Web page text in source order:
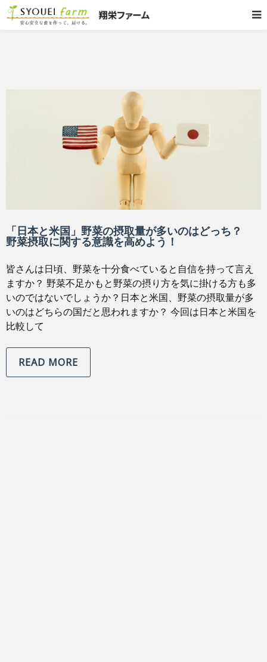
「日本と米国」野菜の摂取量が多いのはどっち？
野菜摂取に関する意識を高めよう！
皆さんは日頃、野菜を十分食べていると自信を持って言え
ますか？ 野菜不足かもと野菜の摂り方を気に掛ける方も多
いのではないでしょうか？日本と米国、野菜の摂取量が多
いのはどちらの国だと思われますか？ 今回は日本と米国を
比較して
READ MORE